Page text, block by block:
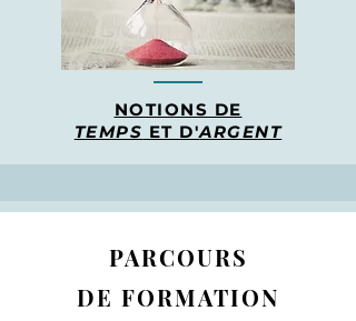
NOTIONS DE
TEMPS ET D'ARGENT
PARCOURS
DE FORMATION